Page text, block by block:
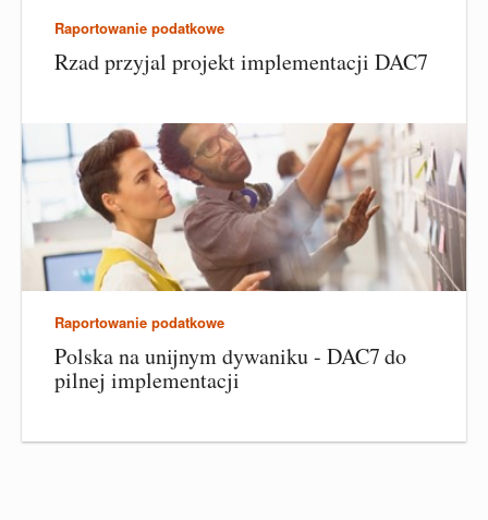
Raportowanie podatkowe
Rzad przyjal projekt implementacji DAC7
Raportowanie podatkowe
Polska na unijnym dywaniku - DAC7 do
pilnej implementacji